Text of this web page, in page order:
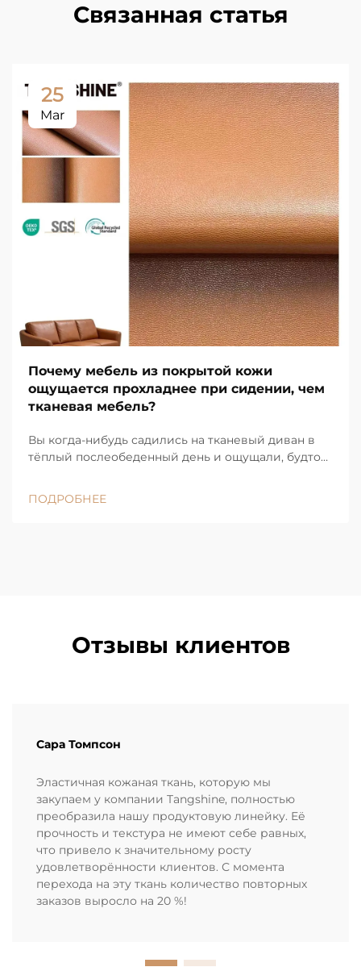
Связанная статья
25
Mar
Почему мебель из покрытой кожи
ощущается прохладнее при сидении, чем
тканевая мебель?
Вы когда-нибудь садились на тканевый диван в
тёплый послеобеденный день и ощущали, будто
он сразу же казался более освежающим. Причина
ПОДРОБНЕЕ
Отзывы клиентов
Сара Томпсон
Эластичная кожаная ткань, которую мы
закупаем у компании Tangshine, полностью
преобразила нашу продуктовую линейку. Её
прочность и текстура не имеют себе равных,
что привело к значительному росту
удовлетворённости клиентов. С момента
перехода на эту ткань количество повторных
заказов выросло на 20 %!